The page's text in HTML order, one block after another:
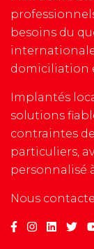
besoins du
domiciliation
Implantés
solutions
contraintes
particuliers,
personnalisé
Nous